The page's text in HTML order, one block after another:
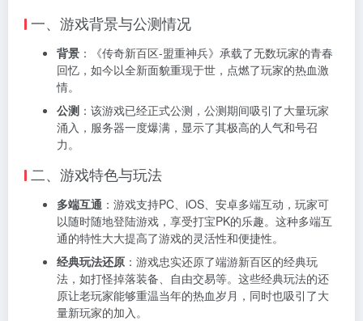
一、游戏背景与公测情况
背景 ：《传奇新百区-盟重神兵》承载了无数玩家的青春
回忆，如今以全新面貌重现于世，点燃了玩家的热血激
情。
公测 ：该游戏已经正式公测，公测期间吸引了大量玩家
涌入，服务器一度爆满，显示了其极高的人气和号召
力。
二、游戏特色与玩法
多端互通 ：游戏支持PC、iOS、安卓多端互动，玩家可
以随时随地登陆游戏，享受打宝PK的乐趣。这种多端互
通的特性大大提高了游戏的灵活性和便捷性。
经典玩法还原 ：游戏忠实还原了端游新百区的经典玩
法，如打怪掉落装备、自由交易等。这些经典玩法的还
原让老玩家能够重温当年的热血岁月，同时也吸引了大
量新玩家的加入。